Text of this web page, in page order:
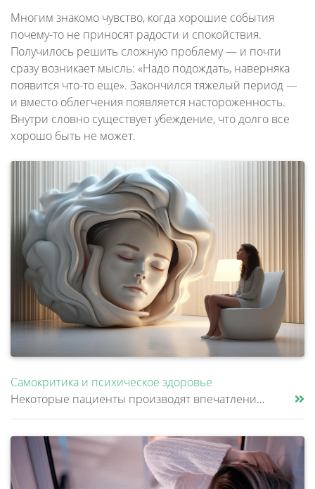
Многим знакомо чувство, когда хорошие события
почему-то не приносят радости и спокойствия.
Получилось решить сложную проблему — и почти
сразу возникает мысль: «Надо подождать, наверняка
появится что-то еще». Закончился тяжелый период —
и вместо облегчения появляется настороженность.
Внутри словно существует убеждение, что долго все
хорошо быть не может.
Самокритика и психическое здоровье
Некоторые пациенты производят впечатление очень надежных и собранных людей. Они много работают, стараются никого не подв......